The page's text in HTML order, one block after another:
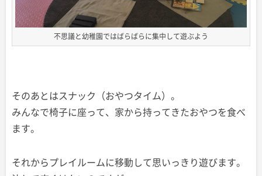
不思議と幼稚園ではばらばらに集中して遊ぶよう
そのあとはスナック（おやつタイム）。
みんなで椅子に座って、家から持ってきたおやつを食べ
ます。
それからプレイルームに移動して思いっきり遊びます。